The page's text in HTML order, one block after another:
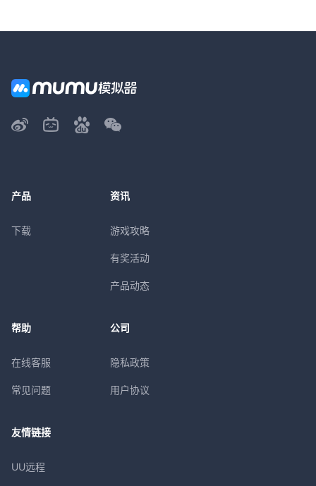
产品
下载
资讯
游戏攻略
有奖活动
产品动态
帮助
在线客服
常见问题
公司
隐私政策
用户协议
友情链接
UU远程